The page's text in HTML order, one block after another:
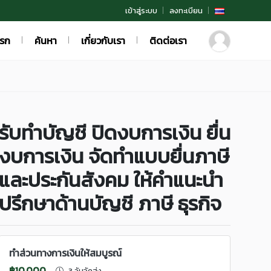
เข้าสู่ระบบ ลงทะเบียน
ก ค้นหา เกี่ยวกับเรา ติดต่อเรา
บทำบัญชี ปิดงบการเงิน ยื่น
บการเงิน จัดทำแบบยื่นภาษี
ละประกันสังคม ให้คำแนะนำ
รึกษาด้านบัญชี ภาษี ธุรกิจ
ทำส่วนทางการเงินให้สมบูรณ์